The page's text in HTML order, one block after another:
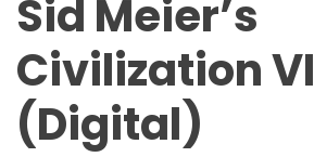
Sid Meier’s
Civilization VI
(Digital)